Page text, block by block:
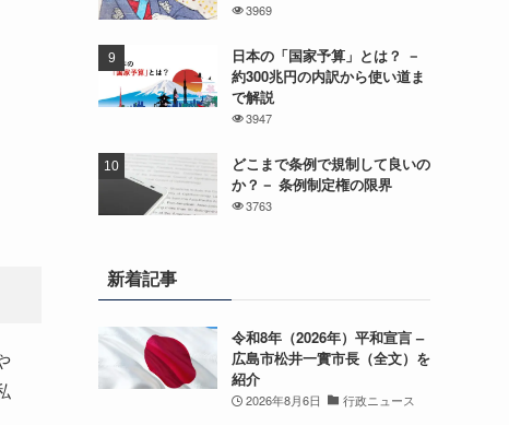
3969
日本の「国家予算」とは？ －
約300兆円の内訳から使い道ま
で解説
3947
どこまで条例で規制して良いの
か？－ 条例制定権の限界
3763
新着記事
令和8年（2026年）平和宣言 –
広島市松井一實市長（全文）を
紹介
2026年8月6日 行政ニュース